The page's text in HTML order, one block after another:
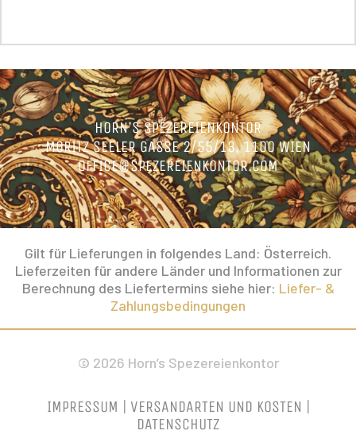
HORN’S SPEZEREIENKONTOR
MORITZ SEELER GASSE 2/55/13, 1100 WIEN
OFFICE@SPEZEREIENKONTOR.COM
Gilt für Lieferungen in folgendes Land: Österreich.
Lieferzeiten für andere Länder und Informationen zur
Berechnung des Liefertermins siehe hier: Liefer- &
Zahlungsbedingungen
© 2026 Horn’s Spezereienkontor
IMPRESSUM VERSANDARTEN UND KOSTEN
DATENSCHUTZ